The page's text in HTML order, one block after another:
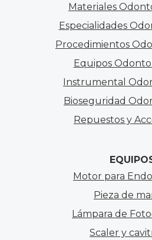
Materiales
Especialidades
Procedimientos
Equipos
Instrumental
Bioseguridad
Repuestos y
Motor para
Pieza de
Lámpara de
Scaler y